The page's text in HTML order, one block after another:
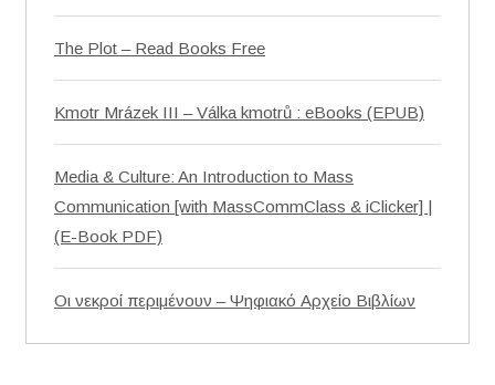
The Plot – Read Books Free
Kmotr Mrázek III – Válka kmotrů : eBooks (EPUB)
Media & Culture: An Introduction to Mass
Communication [with MassCommClass & iClicker] |
(E-Book PDF)
Οι νεκροί περιμένουν – Ψηφιακό Αρχείο Βιβλίων